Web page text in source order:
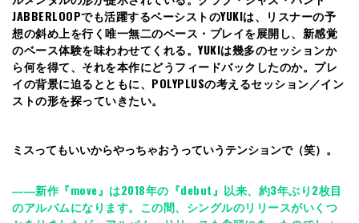
JABBERLOOPでも活躍するベーシストのYUKIは、リスナーの予
想の斜め上を行く唯一無二のベース・プレイを展開し、新感覚
のベース体験を味わわせてくれる。YUKIは幾多のセッションか
ら何を得て、それを本作にどうフィードバックしたのか。プレ
イの背景に迫るとともに、POLYPLUSの考えるセッション／イン
ストの形を探っていきたい。
ミスってもいいからやっちゃおうっていうテンションで（笑）。
――新作『move』は2018年の『debut』以来、約3年ぶり2枚目
のアルバムになります。この間、シングルのリリースがいくつ